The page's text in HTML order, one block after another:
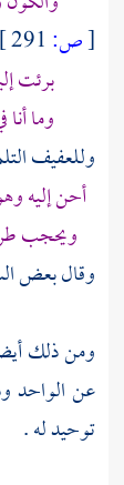
[ص:
برئت
وما
وللعفيف
أحن إليه
ويحجب
وقال بعض
ومن ذلك
عن الواحد
توحيد له .